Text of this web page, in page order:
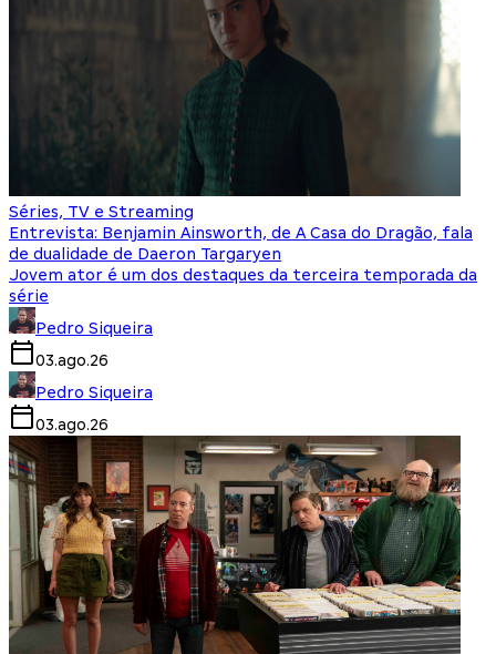
Séries, TV e Streaming
Entrevista: Benjamin Ainsworth, de A Casa do Dragão, fala
de dualidade de Daeron Targaryen
Jovem ator é um dos destaques da terceira temporada da
série
Pedro Siqueira
03.ago.26
Pedro Siqueira
03.ago.26